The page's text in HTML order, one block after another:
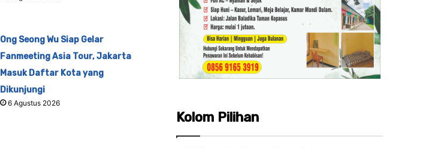
Ong Seong Wu Siap Gelar
Fanmeeting Asia Tour, Jakarta
Masuk Daftar Kota yang
Dikunjungi
6 Agustus 2026
Kolom Pilihan